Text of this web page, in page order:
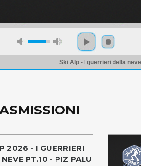
Ski Alp - I guerrieri della neve
2026 - I GUERRIERI
NEVE PT.10 - PIZ PALU